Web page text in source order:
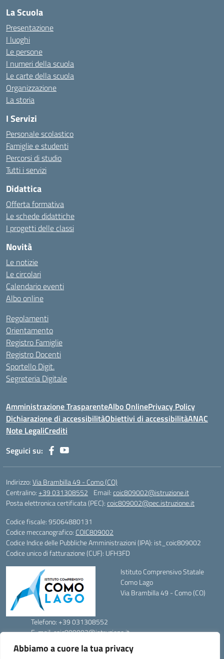
Abbiamo a cuore la tua privacy
La Scuola
Presentazione
I luoghi
Le persone
I numeri della scuola
Le carte della scuola
Organizzazione
La storia
I Servizi
Personale scolastico
Famiglie e studenti
Percorsi di studio
Tutti i servizi
Didattica
Offerta formativa
Le schede didattiche
I progetti delle classi
Novità
Le notizie
Le circolari
Calendario eventi
Albo online
Regolamenti
Orientamento
Registro Famiglie
Registro Docenti
Sportello Digit.
Segreteria Digitale
Amministrazione TrasparenteAlbo OnlinePrivacy Policy
Dichiarazione di accessibilitàObiettivi di accessibilitàANAC
Note LegaliCrediti
Seguici su:
Indirizzo:Via Brambilla 49 - Como (CO)
Centralino:+39 031308552 Email:coic809002@istruzione.it
Posta elettronica certificata (PEC):coic809002@pec.istruzione.it
Codice fiscale: 95064880131
Codice meccanografico: COIC809002
Codice Indice delle Pubbliche Amministrazioni (IPA): ist_coic809002
Codice unico di fatturazione (CUF): UFH3FD
Istituto Comprensivo Statale
Como Lago
Via Brambilla 49 - Como (CO)
Telefono: +39 031308552
E-mail: coic809002@istruzione.it
PEC: coic809002@pec.istruzione.it
Codice Meccanografico: COIC809002